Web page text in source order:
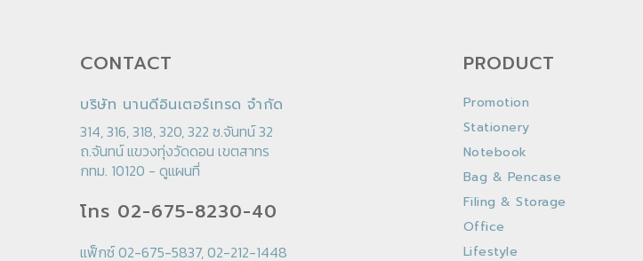
CONTACT
บริษัท นานดีอินเตอร์เทรด จำกัด
314, 316, 318, 320, 322 ซ.จันทน์ 32
ถ.จันทน์ แขวงทุ่งวัดดอน เขตสาทร
กทม. 10120 - ดูแผนที่
โทร 02-675-8230-40
แฟ็กซ์ 02-675-5837, 02-212-1448
PRODUCT
Promotion
Stationery
Notebook
Bag & Pencase
Filing & Storage
Office
Lifestyle